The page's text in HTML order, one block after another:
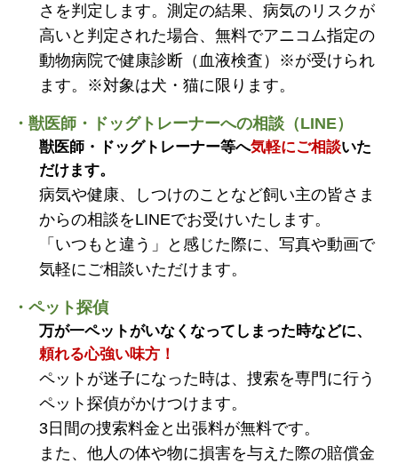
さを判定します。測定の結果、病気のリスクが
高いと判定された場合、無料でアニコム指定の
動物病院で健康診断（血液検査）※が受けられ
ます。※対象は犬・猫に限ります。
・獣医師・ドッグトレーナーへの相談（LINE）
獣医師・ドッグトレーナー等へ気軽にご相談いた
だけます。
病気や健康、しつけのことなど飼い主の皆さま
からの相談をLINEでお受けいたします。
「いつもと違う」と感じた際に、写真や動画で
気軽にご相談いただけます。
・ペット探偵
万が一ペットがいなくなってしまった時などに、
頼れる心強い味方！
ペットが迷子になった時は、捜索を専門に行う
ペット探偵がかけつけます。
3日間の捜索料金と出張料が無料です。
また、他人の体や物に損害を与えた際の賠償金